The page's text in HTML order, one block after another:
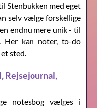
Stenbukken med eget
selv vælge forskellige
endnu mere unik - til
Her kan noter, to-do
et sted.
Rejsejournal,
notesbog vælges i